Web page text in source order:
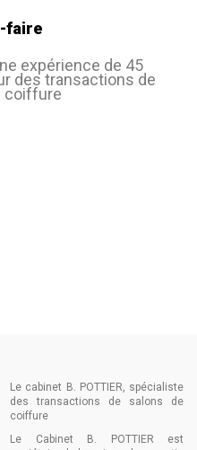
faire
expérience de 45
des transactions de
coiffure
Le cabinet B. POTTIER, spécialiste
des transactions de salons de
coiffure
Le Cabinet B. POTTIER est